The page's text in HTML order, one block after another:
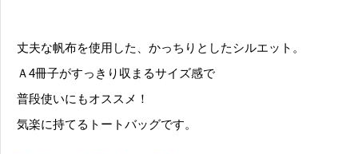
丈夫な帆布を使用した、かっちりとしたシルエット。
Ａ4冊子がすっきり収まるサイズ感で
普段使いにもオススメ！
気楽に持てるトートバッグです。